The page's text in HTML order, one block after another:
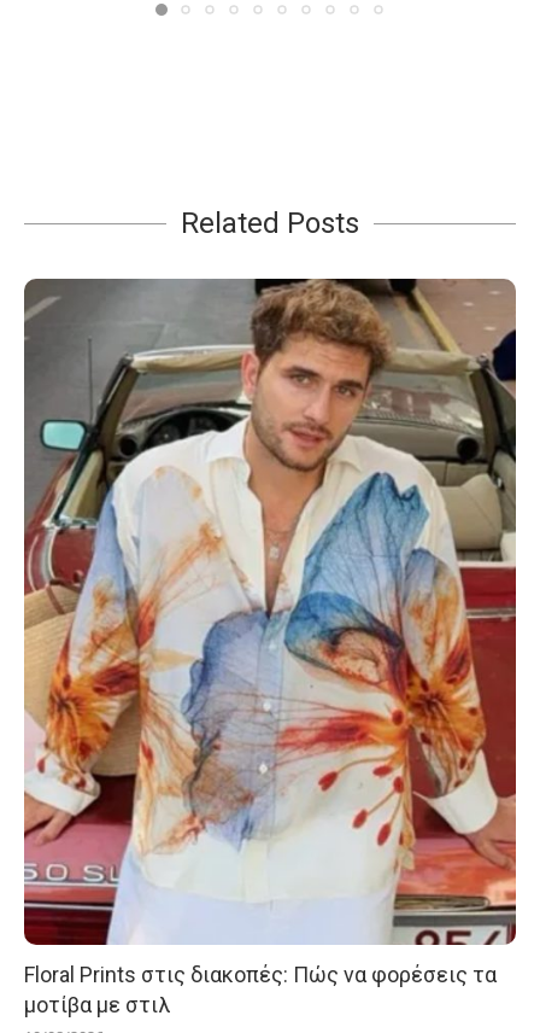
Related Posts
Floral Prints στις διακοπές: Πώς να φορέσεις τα
μοτίβα με στιλ